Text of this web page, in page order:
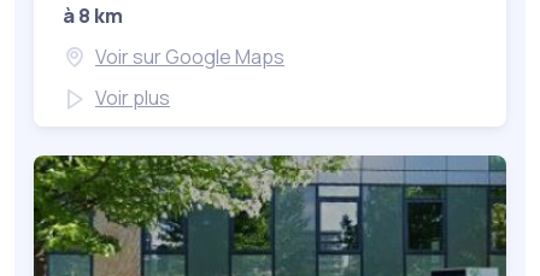
à 8 km
Voir sur Google Maps
Voir plus